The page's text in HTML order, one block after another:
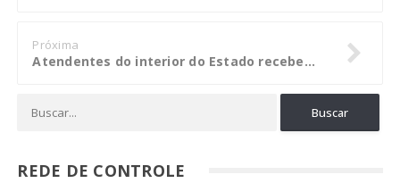
Próxima
Atendentes do interior do Estado recebem treinamento no CREA-MT
REDE DE CONTROLE